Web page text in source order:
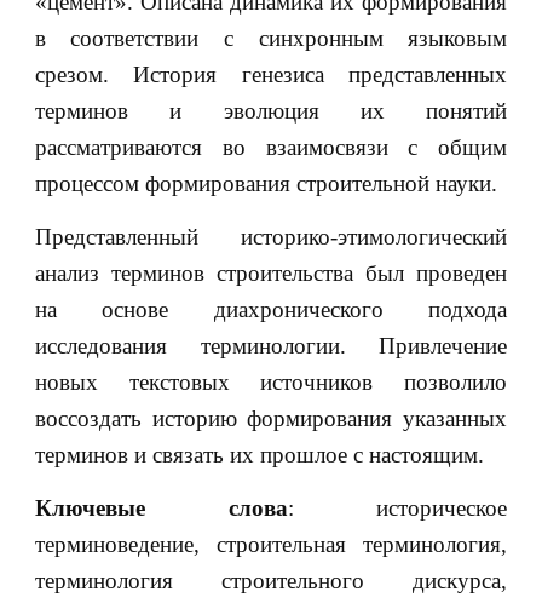
в соответствии с синхронным языковым
срезом. История генезиса представленных
терминов и эволюция их понятий
рассматриваются во взаимосвязи с общим
процессом формирования строительной науки.
Представленный историко-этимологический
анализ терминов строительства был проведен
на основе диахронического подхода
исследования терминологии. Привлечение
новых текстовых источников позволило
воссоздать историю формирования указанных
терминов и связать их прошлое с настоящим.
Ключевые слова: историческое
терминоведение, строительная терминология,
терминология строительного дискурса,